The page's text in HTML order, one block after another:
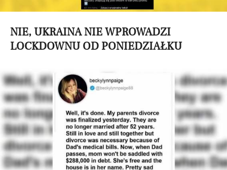
NIE, UKRAINA NIE WPROWADZI
LOCKDOWNU OD PONIEDZIAŁKU